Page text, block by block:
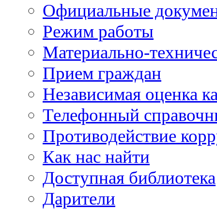
Официальные
Режим работы
Материально-
Прием граждан
Независимая оценка
Телефонный
Противодействие
Как нас найти
Доступная библиотека
Дарители